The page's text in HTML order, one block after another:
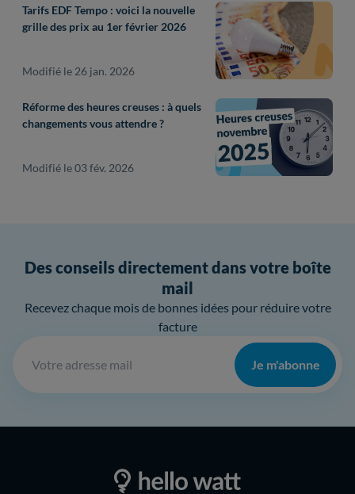
Tarifs EDF Tempo : voici la nouvelle
grille des prix au 1er février 2026
Modifié le 26 jan. 2026
Réforme des heures creuses : à quels
changements vous attendre ?
Modifié le 03 fév. 2026
Des conseils directement dans votre boîte
mail
Recevez chaque mois de bonnes idées pour réduire votre
facture
Je m'abonne